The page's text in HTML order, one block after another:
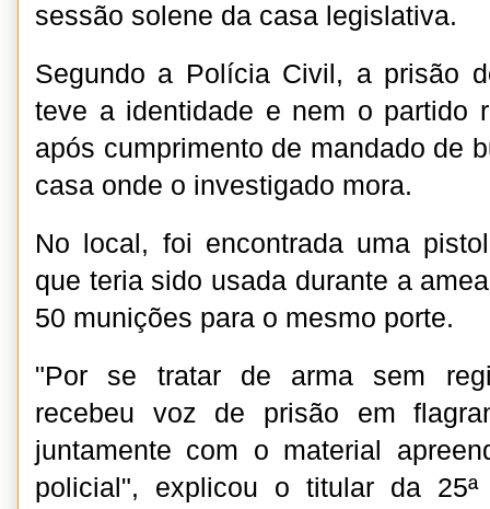
sessão solene da casa legislativa.
Segundo a Polícia Civil, a prisão
teve a identidade e nem o partido
após cumprimento de mandado de
casa onde o investigado mora.
No local, foi encontrada uma
que teria sido usada durante a
50 munições para o mesmo porte.
"Por se tratar de arma sem
recebeu voz de prisão em
juntamente com o material
policial", explicou o titular da 25ª